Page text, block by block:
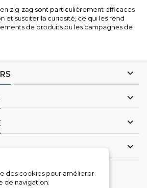
en zig-zag sont particulièrement efficaces
et susciter la curiosité, ce qui les rend
de produits ou les campagnes de




des cookies pour améliorer
de navigation.
par reCAPTCHA.Vie privée-Termes